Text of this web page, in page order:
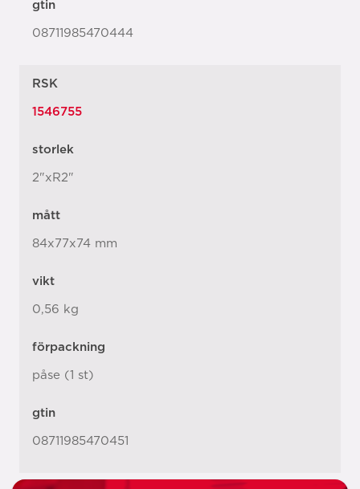
gtin
08711985470444
RSK
1546755
storlek
2"xR2"
mått
84x77x74 mm
vikt
0,56 kg
förpackning
påse (1 st)
gtin
08711985470451